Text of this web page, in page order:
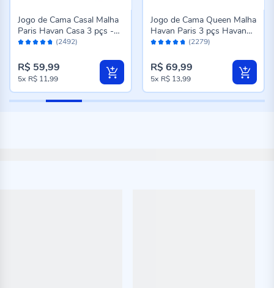
Avaliação: (2492)
Jogo de Cama Casal Malha
Paris Havan Casa 3 pçs -
Jardim Rosa Suave
R$ 59,99
5x R$ 11,99
Avaliação: (2279)
Jogo de Cama Queen Malha
Havan Paris 3 pçs Havan
Casa - Madrid Verde Topaz
R$ 69,99
5x R$ 13,99